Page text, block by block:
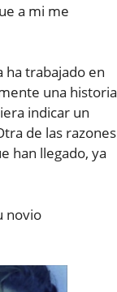
a mi me
ha trabajado en
una historia
indicar un
de las razones
han llegado, ya
novio